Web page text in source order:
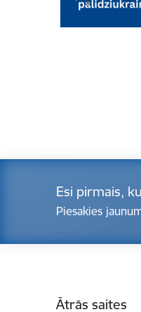
Esi pirmais,
Piesakies
Ātrās saites